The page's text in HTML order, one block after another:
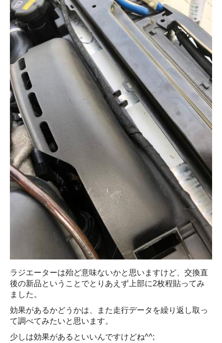
ラジエーターは殆ど意味ないかと思いますけど、交換直
後の新品ということでとりあえず上部に2枚程貼ってみ
ました。
効果があるかどうかは、また走行データを繰り返し取っ
て調べてみたいと思います。
少しは効果があるといいんですけどね^^;